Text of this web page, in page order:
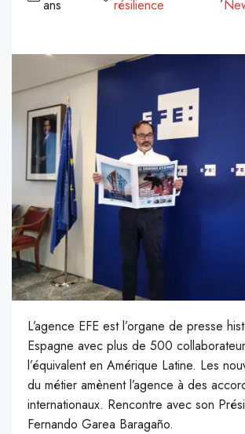
ans
résilience
L’agence EFE est l’organe de presse
Espagne avec plus de 500
l’équivalent en Amérique Latine. Les
du métier amènent l’agence à des
internationaux. Rencontre avec son
Fernando Garea Baragaño.